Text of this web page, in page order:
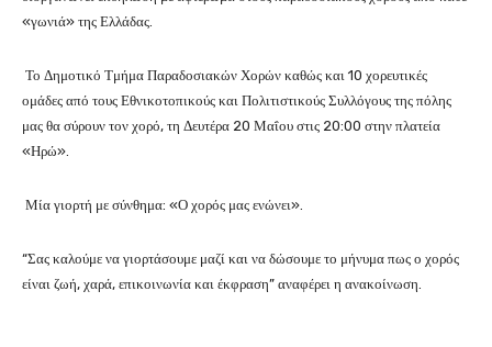
«γωνιά» της Ελλάδας.
Το Δημοτικό Τμήμα Παραδοσιακών Χορών καθώς και 10 χορευτικές
ομάδες από τους Εθνικοτοπικούς και Πολιτιστικούς Συλλόγους της πόλης
μας θα σύρουν τον χορό, τη Δευτέρα 20 Μαΐου στις 20:00 στην πλατεία
«Ηρώ».
Μία γιορτή με σύνθημα: «Ο χορός μας ενώνει».
“Σας καλούμε να γιορτάσουμε μαζί και να δώσουμε το μήνυμα πως ο χορός
είναι ζωή, χαρά, επικοινωνία και έκφραση” αναφέρει η ανακοίνωση.